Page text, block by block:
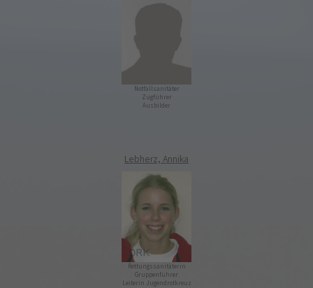
Notfallsanitäter
Zugführer
Ausbilder
Lebherz, Annika
Rettungssanitäterin
Gruppenführer
Leiterin Jugendrotkreuz